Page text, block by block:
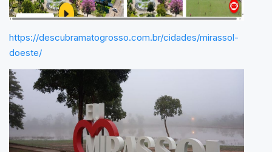
https://descubramatogrosso.com.br/cidades/mirassol-
doeste/